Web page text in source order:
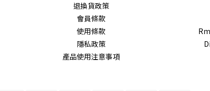
退換貨政策
會員條款
使用條款
隱私政策
產品使用注意事項